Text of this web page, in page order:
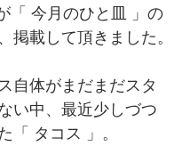
「 今月のひと皿 」の
掲載して頂きました。
自体がまだまだスタ
い中、最近少しづつ
「 タコス 」。